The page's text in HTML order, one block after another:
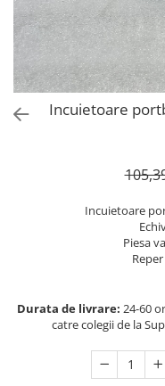
MOVANO
TIGRA-B 2004-2009
VECTRA-C 2002-2008
VIVARO
Mazda CX-80 KL
SX4 S-CROSS Hybrid 48V 2020-
prezent
S-CROSS HYBRID 48V
VITARA 2015-prezent
VITARA Hybrid 48V
SPARK M300 2010-2018
Incuietoare
Incuietoare
Piesa
Durata de livrare: 24-60
catre colegii de la